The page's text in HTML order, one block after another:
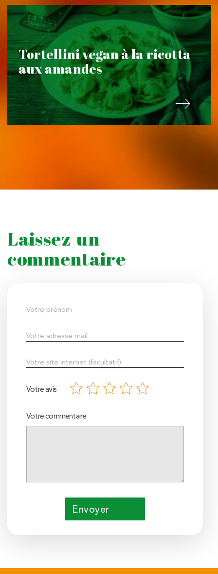
Tortellini vegan à la ricotta
aux amandes
Laissez un
commentaire
Votre avis
Votre commentaire
Envoyer